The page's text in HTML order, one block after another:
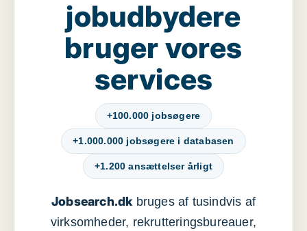
jobudbydere
bruger vores
services
+100.000 jobsøgere
+1.000.000 jobsøgere i databasen
+1.200 ansættelser årligt
Jobsearch.dkbruges af tusindvis af
virksomheder, rekrutteringsbureauer,